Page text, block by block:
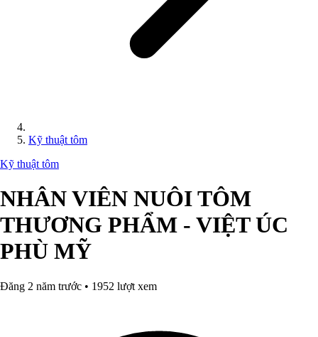
Kỹ thuật tôm
Kỹ thuật tôm
NHÂN VIÊN NUÔI TÔM
THƯƠNG PHẨM - VIỆT ÚC
PHÙ MỸ
Đăng 2 năm trước • 1952 lượt xem